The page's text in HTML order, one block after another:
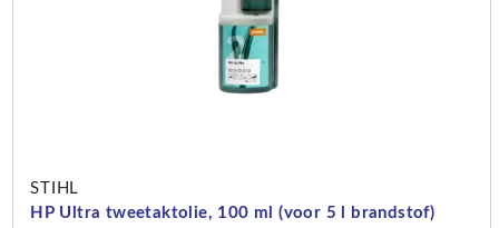
STIHL
HP Ultra tweetaktolie, 100 ml (voor 5 l brandstof)